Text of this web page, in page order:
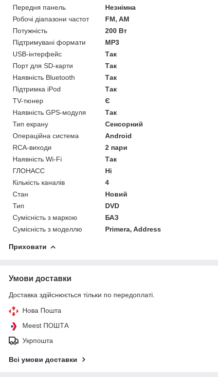
Передня панель
Незнімна
Робочі діапазони частот
FM, AM
Потужність
200 Вт
Підтримувані формати
MP3
USB-інтерфейс
Так
Порт для SD-карти
Так
Наявність Bluetooth
Так
Підтримка iPod
Так
TV-тюнер
Є
Наявність GPS-модуля
Так
Тип екрану
Сенсорний
Операційна система
Android
RCA-виходи
2 пари
Наявність Wi-Fi
Так
ГЛОНАСС
Ні
Кількість каналів
4
Стан
Новий
Тип
DVD
Сумісність з маркою
БАЗ
Сумісність з моделлю
Primera, Address
Приховати
Умови доставки
Доставка здійснюється тільки по передоплаті.
Нова Пошта
Meest ПОШТА
Укрпошта
Всі умови доставки